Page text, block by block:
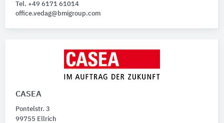
Tel. +49 6171 61014
office.vedag@bmigroup.com
CASEA
Pontelstr. 3
99755 Ellrich